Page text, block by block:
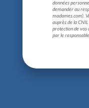
données
demander au
madames.com).
auprès de la
protection de vos
par le